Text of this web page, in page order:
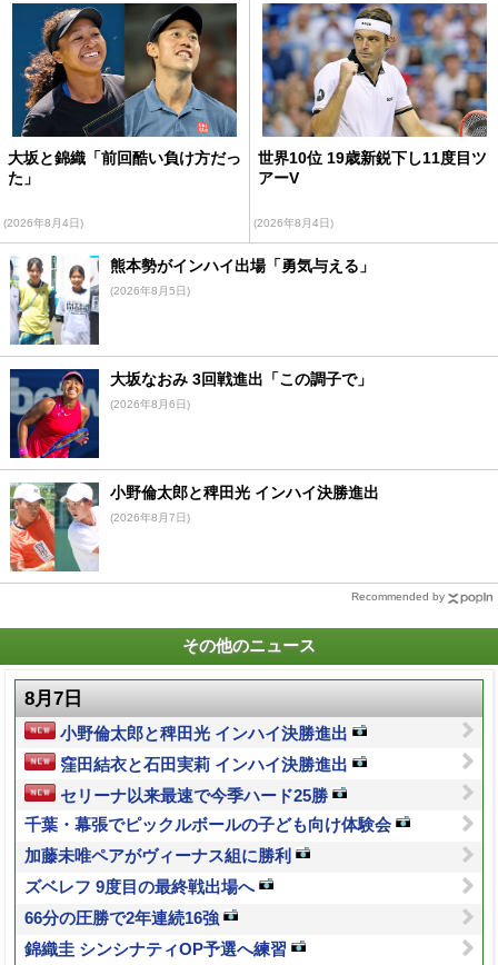
大坂と錦織「前回酷い負け方だっ
た」
(2026年8月4日)
世界10位 19歳新鋭下し11度目ツ
アーV
(2026年8月4日)
熊本勢がインハイ出場「勇気与える」
(2026年8月5日)
大坂なおみ 3回戦進出「この調子で」
(2026年8月6日)
小野倫太郎と稗田光 インハイ決勝進出
(2026年8月7日)
Recommended by
その他のニュース
8月7日
小野倫太郎と稗田光 インハイ決勝進出
窪田結衣と石田実莉 インハイ決勝進出
セリーナ以来最速で今季ハード25勝
千葉・幕張でピックルボールの子ども向け体験会
加藤未唯ペアがヴィーナス組に勝利
ズベレフ 9度目の最終戦出場へ
66分の圧勝で2年連続16強
錦織圭 シンシナティOP予選へ練習